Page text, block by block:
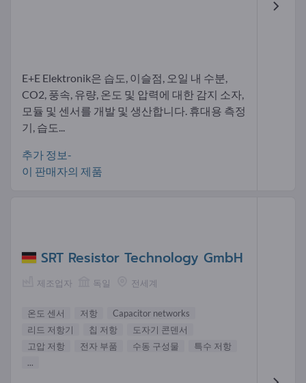
E+E Elektronik은 습도, 이슬점, 오일 내 수분,
CO2, 풍속, 유량, 온도 및 압력에 대한 감지 소자,
모듈 및 센서를 개발 및 생산합니다. 휴대용 측정
기, 습도...
추가 정보-
이 판매자의 제품
SRT Resistor Technology GmbH
제조업자 독일 전세계
온도 센서 저항
Capacitor networks
리드 저항기
칩 저항
도자기 콘덴서
고압 저항
전자 부품 수동 구성물
특수 저항
...